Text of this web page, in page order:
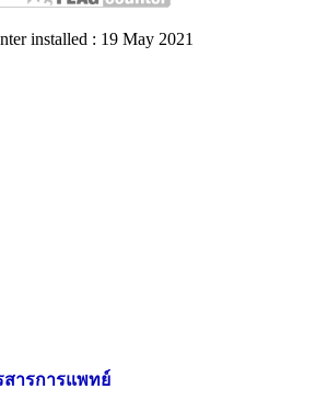
installed : 19 May 2021
ารการแพทย์